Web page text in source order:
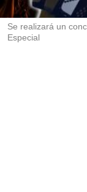
i
r
Se realizará un
Especial